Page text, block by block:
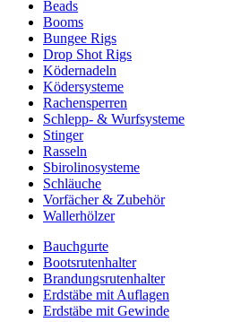
Beads
Booms
Bungee Rigs
Drop Shot Rigs
Ködernadeln
Ködersysteme
Rachensperren
Schlepp- & Wurfsysteme
Stinger
Rasseln
Sbirolinosysteme
Schläuche
Vorfächer & Zubehör
Wallerhölzer
Bauchgurte
Bootsrutenhalter
Brandungsrutenhalter
Erdstäbe mit Auflagen
Erdstäbe mit Gewinde